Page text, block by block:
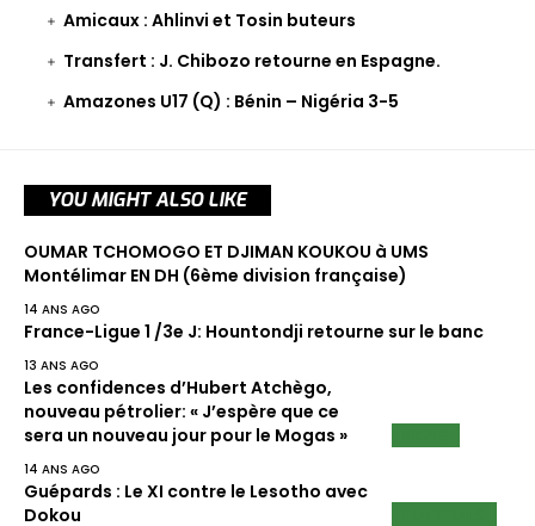
Amicaux : Ahlinvi et Tosin buteurs
Transfert : J. Chibozo retourne en Espagne.
Amazones U17 (Q) : Bénin – Nigéria 3-5
YOU MIGHT ALSO LIKE
OUMAR TCHOMOGO ET DJIMAN KOUKOU à UMS
Montélimar EN DH (6ème division française)
14 ANS AGO
France-Ligue 1 /3e J: Hountondji retourne sur le banc
13 ANS AGO
Les confidences d’Hubert Atchègo,
nouveau pétrolier: « J’espère que ce
sera un nouveau jour pour le Mogas »
14 ANS AGO
Guépards : Le XI contre le Lesotho avec
Dokou